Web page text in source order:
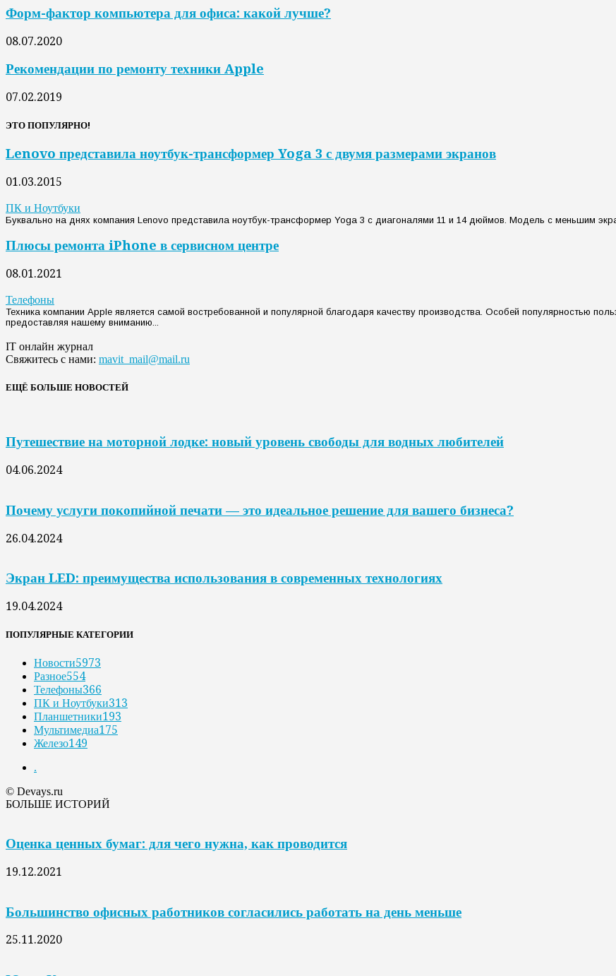
Форм-фактор компьютера для офиса: какой лучше?
08.07.2020
Рекомендации по ремонту техники Apple
07.02.2019
ЭТО ПОПУЛЯРНО!
Lenovo представила ноутбук-трансформер Yoga 3 с двумя размерами экранов
01.03.2015
ПК и Ноутбуки
Буквально на днях компания Lenovo представила ноутбук-трансформер Yoga 3 с диагоналями 11 и 14 дюймов. Модель с меньшим
Плюсы ремонта iPhone в сервисном центре
08.01.2021
Телефоны
Техника компании Apple является самой востребованной и популярной благодаря качеству производства. Особей популярностью
предоставляя нашему вниманию...
IT онлайн журнал
Свяжитесь с нами: mavit_mail@mail.ru
ЕЩЁ БОЛЬШЕ НОВОСТЕЙ
Путешествие на моторной лодке: новый уровень свободы для водных любителей
04.06.2024
Почему услуги покопийной печати — это идеальное решение для вашего бизнеса?
26.04.2024
Экран LED: преимущества использования в современных технологиях
19.04.2024
ПОПУЛЯРНЫЕ КАТЕГОРИИ
Новости5973
Разное554
Телефоны366
ПК и Ноутбуки313
Планшетники193
Мультимедиа175
Железо149
.
© Devays.ru
БОЛЬШЕ ИСТОРИЙ
Оценка ценных бумаг: для чего нужна, как проводится
19.12.2021
Большинство офисных работников согласились работать на день меньше
25.11.2020